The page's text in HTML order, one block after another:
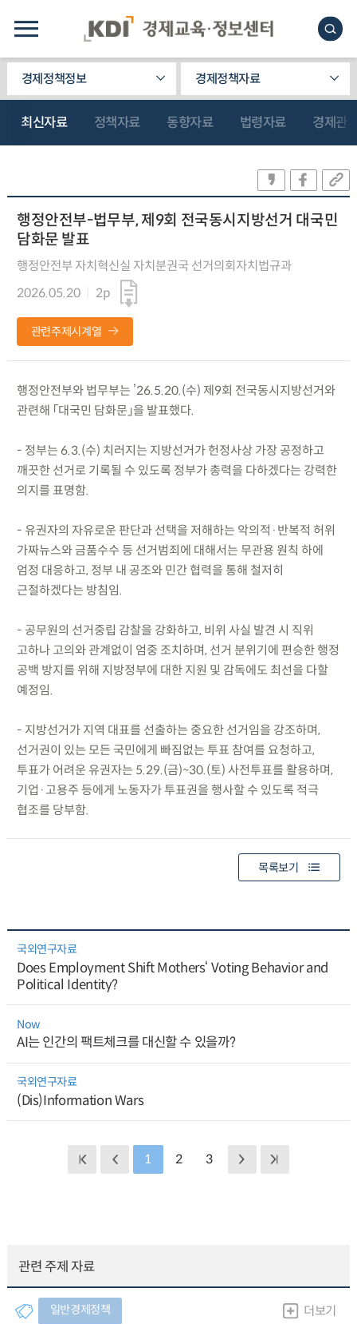
경제정책정보 경제정책자료
최신자료 정책자료 동향자료 법령자료 경제관
행정안전부-법무부, 제9회 전국동시지방선거 대국민
담화문 발표
행정안전부 자치혁신실 자치분권국 선거의회자치법규과
2026.05.20
2p
관련주제시계열
행정안전부와 법무부는 ’26.5.20.(수) 제9회 전국동시지방선거와
관련해 「대국민 담화문」을 발표했다.
- 정부는 6.3.(수) 치러지는 지방선거가 헌정사상 가장 공정하고
깨끗한 선거로 기록될 수 있도록 정부가 총력을 다하겠다는 강력한
의지를 표명함.
- 유권자의 자유로운 판단과 선택을 저해하는 악의적·반복적 허위
가짜뉴스와 금품수수 등 선거범죄에 대해서는 무관용 원칙 하에
엄정 대응하고, 정부 내 공조와 민간 협력을 통해 철저히
근절하겠다는 방침임.
- 공무원의 선거중립 감찰을 강화하고, 비위 사실 발견 시 직위
고하나 고의와 관계없이 엄중 조치하며, 선거 분위기에 편승한 행정
공백 방지를 위해 지방정부에 대한 지원 및 감독에도 최선을 다할
예정임.
- 지방선거가 지역 대표를 선출하는 중요한 선거임을 강조하며,
선거권이 있는 모든 국민에게 빠짐없는 투표 참여를 요청하고,
투표가 어려운 유권자는 5.29.(금)~30.(토) 사전투표를 활용하며,
기업·고용주 등에게 노동자가 투표권을 행사할 수 있도록 적극
협조를 당부함.
목록보기
국외연구자료
Does Employment Shift Mothers‘ Voting Behavior and
Political Identity?
Now
AI는 인간의 팩트체크를 대신할 수 있을까?
국외연구자료
(Dis)Information Wars
1 2 3
관련 주제 자료
일반경제정책 더보기